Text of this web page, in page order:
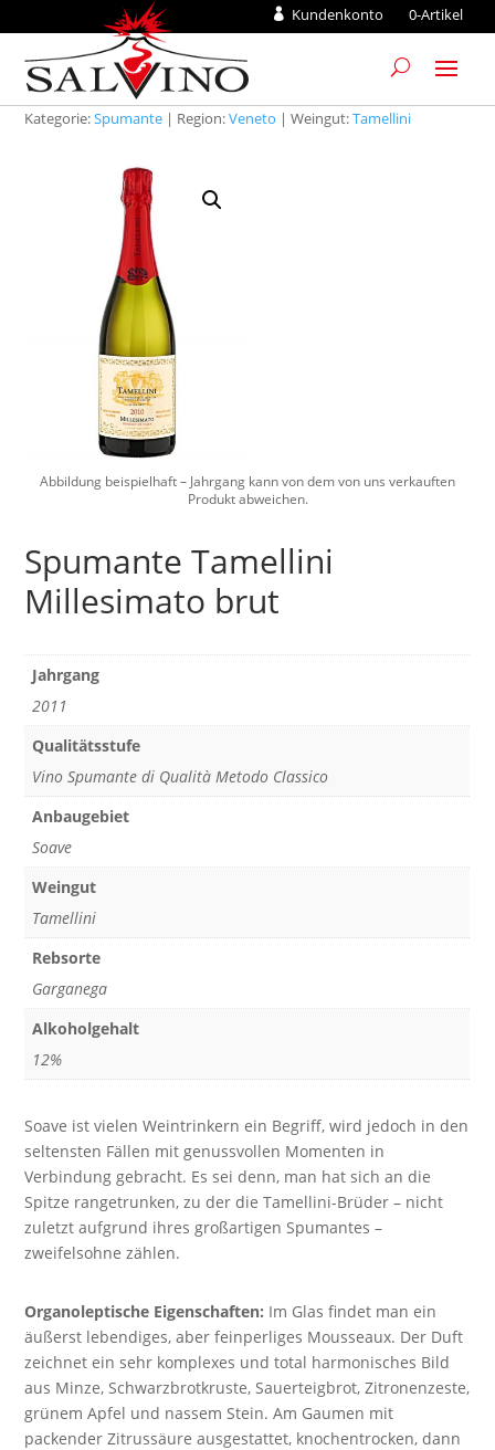
Kundenkonto 0-Artikel
Kategorie:Spumante | Region:Veneto | Weingut:Tamellini
Abbildung beispielhaft – Jahrgang kann von dem von uns verkauften
Produkt abweichen.
Spumante Tamellini
Millesimato brut
Jahrgang
2011
Qualitätsstufe
Vino Spumante di Qualità Metodo Classico
Anbaugebiet
Soave
Weingut
Tamellini
Rebsorte
Garganega
Alkoholgehalt
12%
Soave ist vielen Weintrinkern ein Begriff, wird jedoch in den
seltensten Fällen mit genussvollen Momenten in
Verbindung gebracht. Es sei denn, man hat sich an die
Spitze rangetrunken, zu der die Tamellini-Brüder – nicht
zuletzt aufgrund ihres großartigen Spumantes –
zweifelsohne zählen.
Organoleptische Eigenschaften: Im Glas findet man ein
äußerst lebendiges, aber feinperliges Mousseaux. Der Duft
zeichnet ein sehr komplexes und total harmonisches Bild
aus Minze, Schwarzbrotkruste, Sauerteigbrot, Zitronenzeste,
grünem Apfel und nassem Stein. Am Gaumen mit
packender Zitrussäure ausgestattet, knochentrocken, dann